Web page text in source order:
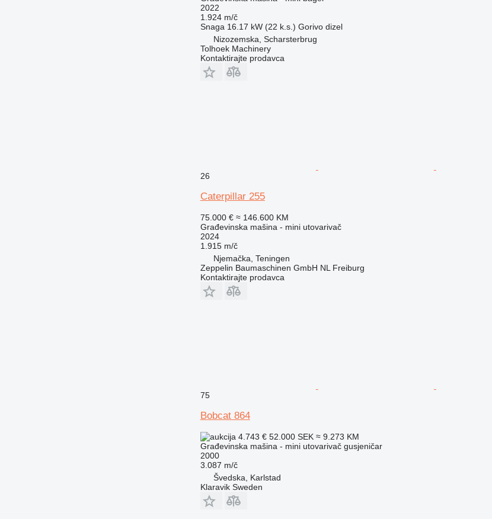
2022
1.924 m/č
Snaga 16.17 kW (22 k.s.) Gorivo dizel
Nizozemska, Scharsterbrug
Tolhoek Machinery
Kontaktirajte prodavca
26
Caterpillar 255
75.000 € ≈ 146.600 KM
Građevinska mašina - mini utovarivač
2024
1.915 m/č
Njemačka, Teningen
Zeppelin Baumaschinen GmbH NL Freiburg
Kontaktirajte prodavca
75
Bobcat 864
4.743 € 52.000 SEK ≈ 9.273 KM
Građevinska mašina - mini utovarivač gusjeničar
2000
3.087 m/č
Švedska, Karlstad
Klaravik Sweden